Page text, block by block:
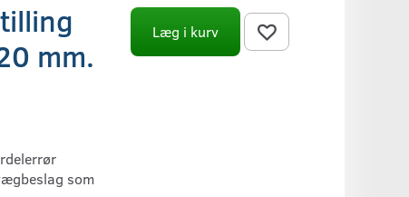
mm.
som
Læg i kurv